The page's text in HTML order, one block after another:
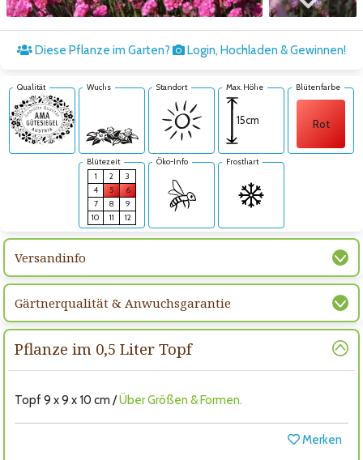
Zum nächsten Bild
Diese Pflanze im Garten? Login, Hochladen & Gewinnen!
Qualität Wuchs Standort Max. Höhe
15cm
Blütenfarbe
Rot
Blütezeit
1
2
3
4
5
6
7
8
9
10
11 12
Öko-Info Frosthart
Versandinfo
Gärtnerqualität & Anwuchsgarantie
Pflanze im 0,5 Liter Topf
Topf 9 x 9 x 10 cm /Über Größen & Formen.
Merken